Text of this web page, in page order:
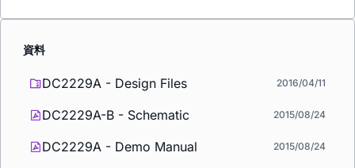
資料
DC2229A - Design Files 2016/04/11
DC2229A-B - Schematic 2015/08/24
DC2229A - Demo Manual 2015/08/24